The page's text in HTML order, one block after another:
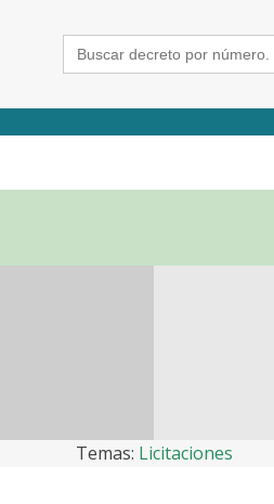
Search
for:
Temas: Licitaciones